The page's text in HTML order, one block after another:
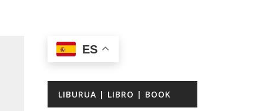
ES
LIBURUA | LIBRO | BOOK